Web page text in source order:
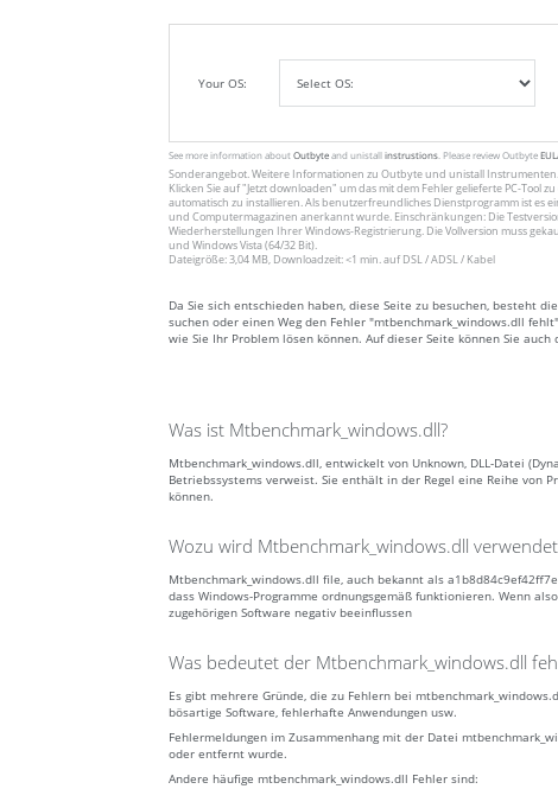
Your OS:
See more information about Outbyteand unistallinstrustions . Please review Outbyte
Sonderangebot. Weitere Informationen zu Outbyteund unistall Instrumenten
Klicken Sie auf"Jetzt downloaden" um das mit dem Fehler gelieferte PC-Tool
automatisch zu installieren. Als benutzerfreundliches Dienstprogramm ist
und Computermagazinen anerkannt wurde. Einschränkungen: Die
Wiederherstellungen Ihrer Windows-Registrierung. Die Vollversion muss
und Windows Vista (64/32 Bit).
Dateigröße: 3,04 MB, Downloadzeit: <1 min. auf DSL / ADSL / Kabel
Da Sie sich entschieden haben, diese Seite zu besuchen, besteht
suchen oder einen Weg den Fehler "mtbenchmark_windows.dll
wie Sie Ihr Problem lösen können. Auf dieser Seite können Sie
Was ist Mtbenchmark_windows.dll?
Mtbenchmark_windows.dll, entwickelt von Unknown, DLL-Datei
Betriebssystems verweist. Sie enthält in der Regel eine Reihe von
können.
Wozu wird Mtbenchmark_windows.dll
Mtbenchmark_windows.dll file, auch bekannt als
dass Windows-Programme ordnungsgemäß funktionieren. Wenn
zugehörigen Software negativ beeinflussen
Was bedeutet der Mtbenchmark_windows.dll
Es gibt mehrere Gründe, die zu Fehlern bei
bösartige Software, fehlerhafte Anwendungen usw.
Fehlermeldungen im Zusammenhang mit der Datei
oder entfernt wurde.
Andere häufige mtbenchmark_windows.dll Fehler sind: